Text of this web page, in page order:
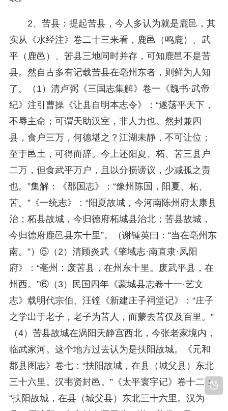
2、苦县：提起苦县，今人多认为就是鹿邑，其
实从《水经注》卷二十三来看，鹿邑（鸣鹿）、武
平（鹿邑）、苦县三地同时并存，可知鹿邑不是苦
县。然自古多有记载苦县在亳州东者，则鲜为人知
了。（1）清卢弼《三国志集解》卷一《魏书·武帝
纪》注引曹操《让县自明本志令》：“遂荡平天下，
不辱主命；可谓天助汉室，非人力也。然封兼四
县，食户三万，何德堪之？江湖未静，不可让位；
至于邑土，可得而辞。今上还阳夏、柘、苦三县户
二万，但食武平万户，且以分损谤议，少减孤之责
也。”集解：《郡国志》：“豫州陈国，阳夏、柘、
苦。”《一统志》：“阳夏故城，今河南陈州府太康县
治；柘县故城，今归德府柘城县治北；苦县故城，
今归德府鹿邑县东十里”。（谢锺英曰：“当在亳州东
南。”）⑤（2）清顾炎武《肇域志·南直隶·凤阳
府》：“亳州：废苦县，在州东十里。废武平县，在
州西。”⑥（3）民国四年《蒙城县志卷十一·艺文
志》载明代宗伯、汪镗《新建庄子祠堂记》：“庄子
之学出于老子，老子为苦人，而蒙去苦仅及百里。”
（4）苦县故城在涡阳天静宫西北，今张老家境内，
临武家河。这个地方过去认为是扶阳故城。《元和
郡县图志》卷七：“扶阳故城，在县（城父县）东北
三十六里。汉韦贤封邑。”《太平寰宇记》卷十二：
“扶阳故城，在县（城父县）东北三十六里。汉为